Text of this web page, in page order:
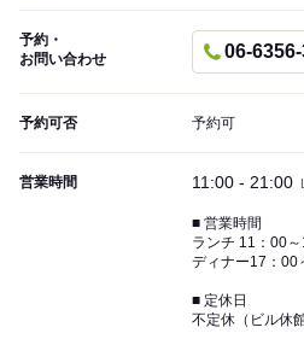
予約・
お問い合わせ
06-
予約可否 予約可
営業時間 11:00 - 21:00
■ 営業時間
ランチ 11：00
ディナー17：00
■ 定休日
不定休（ビル休